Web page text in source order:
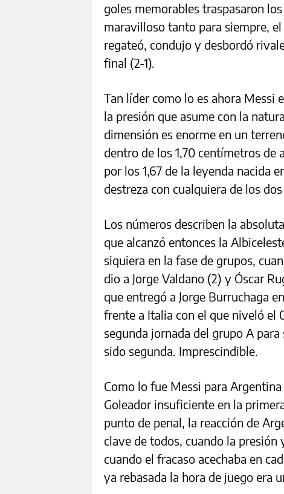
goles memorables traspasaron
maravilloso tanto para siempre,
regateó, condujo y desbordó
final (2-1).
Tan líder como lo es ahora Messi
la presión que asume con la
dimensión es enorme en un
dentro de los 1,70 centímetros de
por los 1,67 de la leyenda nacida
destreza con cualquiera de los
Los números describen la
que alcanzó entonces la
siquiera en la fase de grupos,
dio a Jorge Valdano (2) y Óscar
que entregó a Jorge Burruchaga
frente a Italia con el que niveló el
segunda jornada del grupo A
sido segunda. Imprescindible.
Como lo fue Messi para
Goleador insuficiente en la
punto de penal, la reacción de
clave de todos, cuando la
cuando el fracaso acechaba en
ya rebasada la hora de juego era